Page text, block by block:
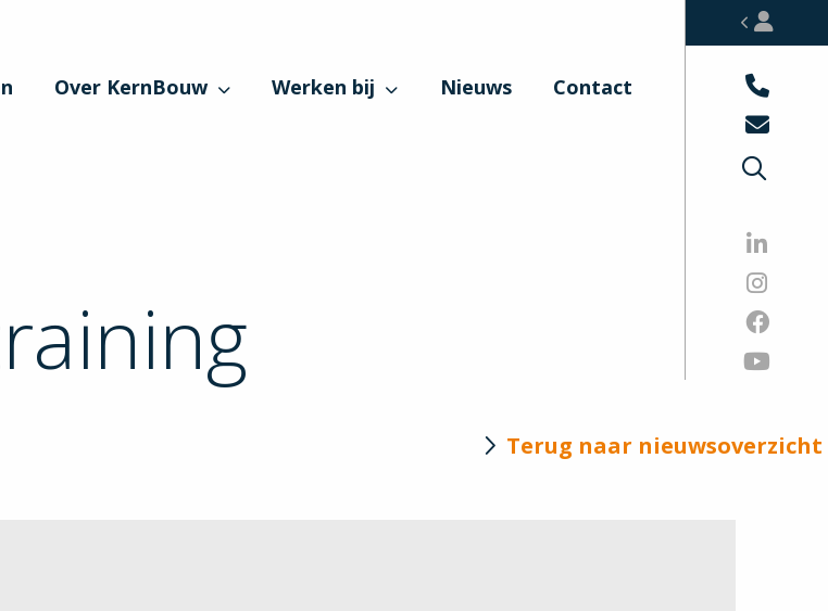
Over KernBouw Werken bij Nieuws Contact
Terug naar nieuwsoverzicht